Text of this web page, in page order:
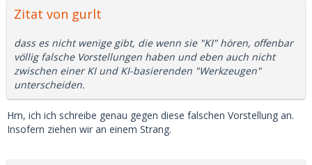
Zitat von gurlt
dass es nicht wenige gibt, die wenn sie "KI" hören, offenbar
völlig falsche Vorstellungen haben und eben auch nicht
zwischen einer KI und KI-basierenden "Werkzeugen"
unterscheiden.
Hm, ich ich schreibe genau gegen diese falschen Vorstellung an.
Insofern ziehen wir an einem Strang.